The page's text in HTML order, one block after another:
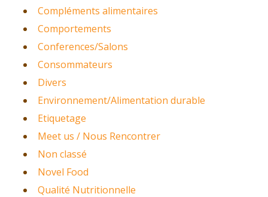
Compléments alimentaires
Comportements
Conferences/Salons
Consommateurs
Divers
Environnement/Alimentation durable
Etiquetage
Meet us / Nous Rencontrer
Non classé
Novel Food
Qualité Nutritionnelle